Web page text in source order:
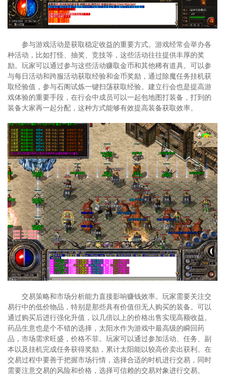
参与游戏活动是获取稳定收益的重要方式。游戏经常会举办各
种活动，比如打怪、抽奖、竞技等，这些活动往往提供丰厚的奖
励。玩家可以通过参与这些活动赚取金币和其他稀有道具。可以参
与每日活动和跨服活动获取经验和金币奖励，通过除魔任务挂机获
取经验值，参与石阁试炼一键扫荡获取经验。建立行会也是提高游
戏体验的重要手段，在行会中成员可以一起包地图打装备，打到的
装备大家再一起分配，这种方式能够有效提高装备获取效率。
交易策略和市场分析能力直接影响赚钱效率。玩家需要关注交
易行中的低价物品，特别是那些具有价值但无人购买的装备。可以
通过购买后进行强化升值，以几倍以上的价格出售实现高额收益。
药品生意也是个不错的选择，太阳水作为游戏中最高级的瞬回药
品，市场需求旺盛，价格不菲。玩家可以通过参加活动、任务、副
本以及挂机完成任务获得奖励，累计太阳能以较高价卖出获利。在
交易过程中要善于把握市场行情，选择合适的时机进行交易，同时
需要注意交易的风险和价格，选择可信赖的交易对象进行交易。